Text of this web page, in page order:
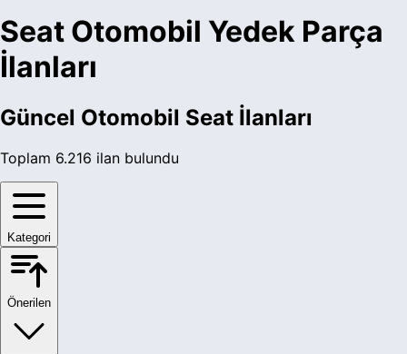
Seat Otomobil Yedek Parça
İlanları
Güncel Otomobil Seat İlanları
Toplam 6.216 ilan bulundu
Kategori
Önerilen